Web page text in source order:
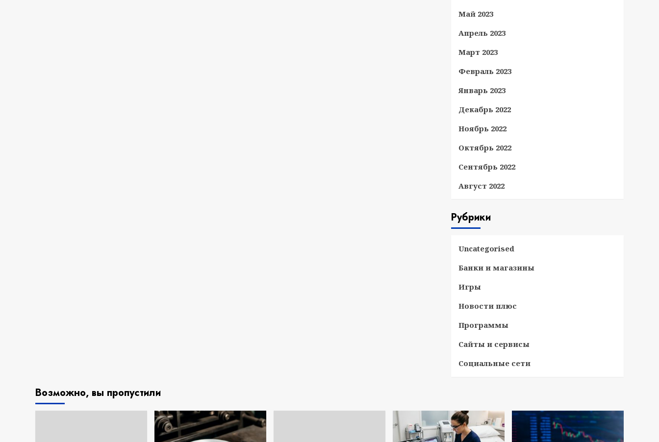
Май 2023
Апрель 2023
Март 2023
Февраль 2023
Январь 2023
Декабрь 2022
Ноябрь 2022
Октябрь 2022
Сентябрь 2022
Август 2022
Рубрики
Uncategorised
Банки и магазины
Игры
Новости плюс
Программы
Сайты и сервисы
Социальные сети
Возможно, вы пропустили